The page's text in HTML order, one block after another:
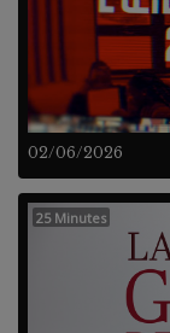
02/06/2026
25 Minutes